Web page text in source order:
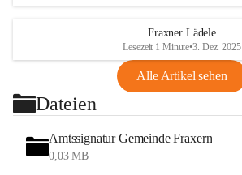
Fraxner Lädele
Lesezeit 1 Minute•3. Dez. 2025
Alle Artikel sehen
Dateien
Amtssignatur Gemeinde Fraxern
0,03 MB